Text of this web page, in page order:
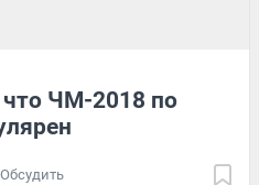
ЧМ-2018 по
Обсудить